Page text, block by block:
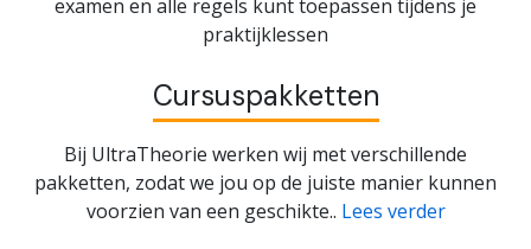
examen en alle regels kunt toepassen tijdens je
praktijklessen
Cursuspakketten
Bij UltraTheorie werken wij met verschillende
pakketten, zodat we jou op de juiste manier kunnen
voorzien van een geschikte.. Lees verder